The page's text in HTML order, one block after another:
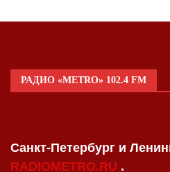
РАДИО «METRO» 102.4 FM
Санкт-Петербург и
RADIOMETRO.RU .